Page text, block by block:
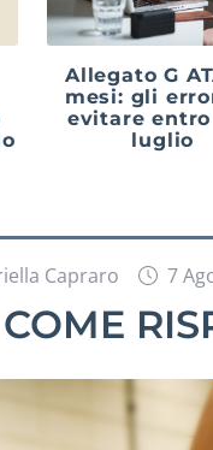
Allegato G
mesi: gli
evitare entro
luglio
Capraro 7